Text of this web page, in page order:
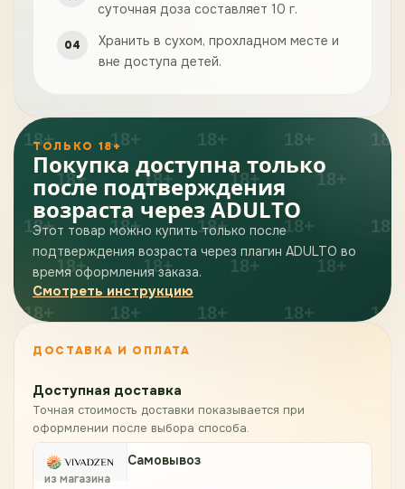
ТОЛЬКО 18+
Покупка доступна только
после подтверждения
возраста через ADULTO
Этот товар можно купить только после
подтверждения возраста через плагин ADULTO во
время оформления заказа.
Смотреть инструкцию
ДОСТАВКА И ОПЛАТА
Доступная доставка
Точная стоимость доставки показывается при
оформлении после выбора способа.
Самовывоз
из магазина
суточная доза составляет 10 г.
Хранить в сухом, прохладном месте и
вне доступа детей.